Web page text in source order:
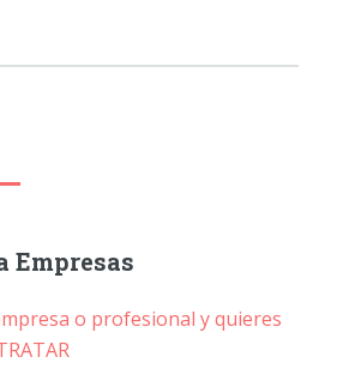
Empresas
o profesional y quieres